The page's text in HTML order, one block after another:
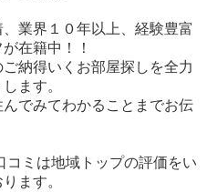
業界１０年以上、経験豊富
在籍中！！
ご納得いくお部屋探しを全力
ます。
んでみてわかることまでお伝
ミは地域トップの評価をい
ます。